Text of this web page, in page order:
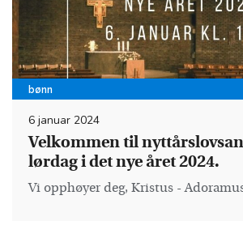
bønn
6 januar 2024
Velkommen til
lørdag i det nye året 2024.
Vi opphøyer deg, Kristus -